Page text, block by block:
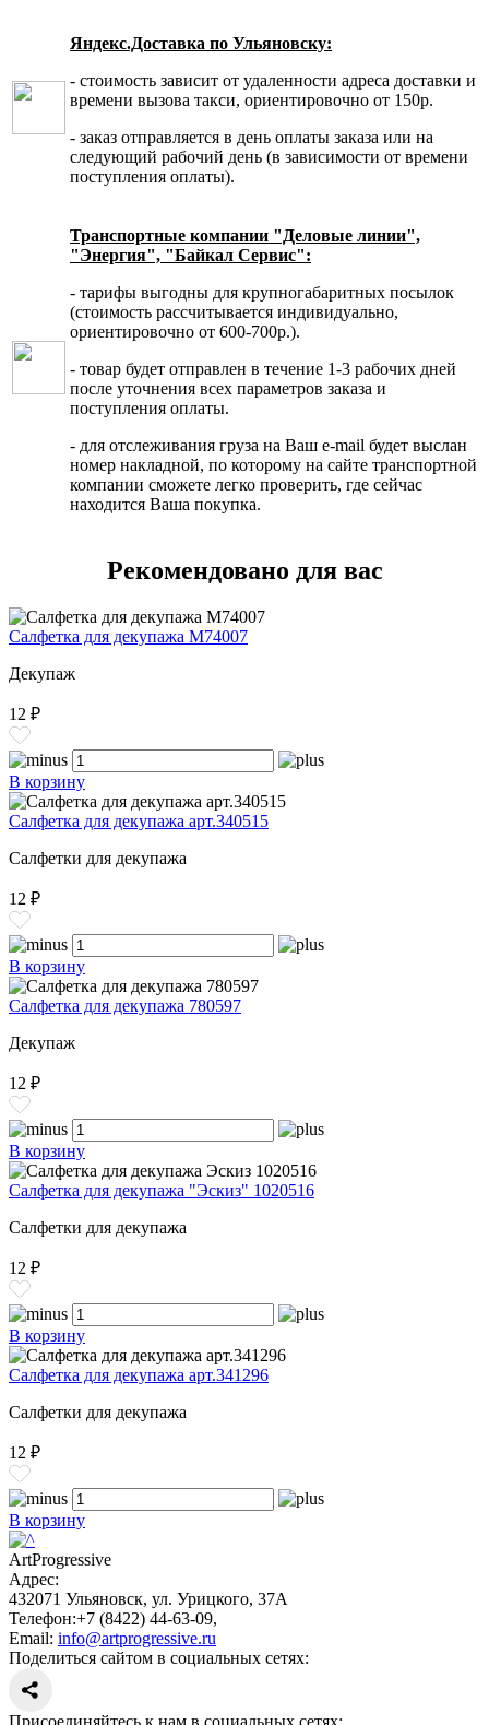
Яндекс.Доставка по Ульяновску:
- стоимость зависит от удаленности адреса доставки и
времени вызова такси, ориентировочно от 150р.
- заказ отправляется в день оплаты заказа или на
следующий рабочий день (в зависимости от времени
поступления оплаты).
Транспортные компании "Деловые линии",
"Энергия", "Байкал Сервис":
- тарифы выгодны для крупногабаритных посылок
(стоимость рассчитывается индивидуально,
ориентировочно от 600-700р.).
- товар будет отправлен в течение 1-3 рабочих дней
после уточнения всех параметров заказа и
поступления оплаты.
- для отслеживания груза на Ваш e-mail будет выслан
номер накладной, по которому на сайте транспортной
компании сможете легко проверить, где сейчас
находится Ваша покупка.
Рекомендовано для вас
Салфетка для декупажа M74007
Декупаж
12 ₽
В корзину
Салфетка для декупажа арт.340515
Салфетки для декупажа
12 ₽
В корзину
Салфетка для декупажа 780597
Декупаж
12 ₽
В корзину
Салфетка для декупажа "Эскиз" 1020516
Салфетки для декупажа
12 ₽
В корзину
Салфетка для декупажа арт.341296
Салфетки для декупажа
12 ₽
В корзину
ArtProgressive
Адрес:
432071 Ульяновск, ул. Урицкого, 37А
Телефон:+7 (8422) 44-63-09,
Email: info@artprogressive.ru
Поделиться сайтом в социальных сетях: